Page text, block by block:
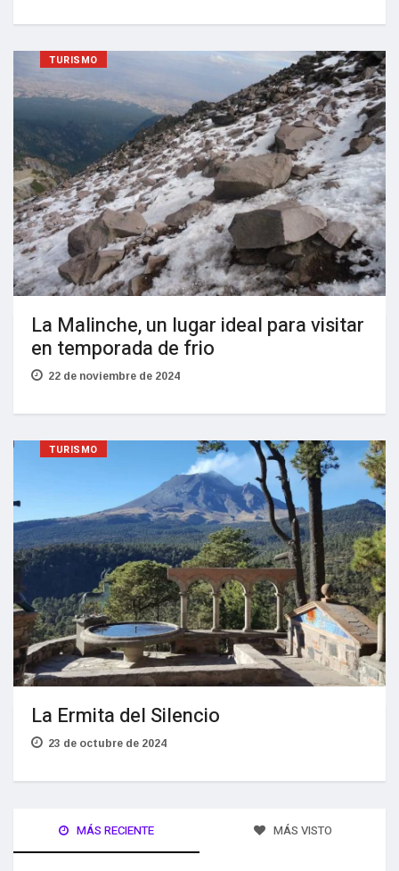
TURISMO
La Malinche, un lugar ideal para visitar
en temporada de frio
22 de noviembre de 2024
TURISMO
La Ermita del Silencio
23 de octubre de 2024
MÁS RECIENTE MÁS VISTO